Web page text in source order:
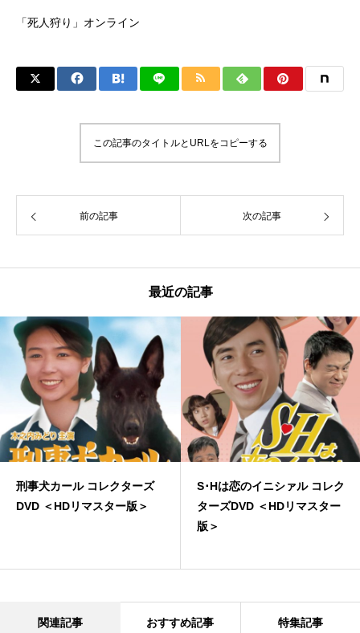
「死人狩り」オンライン
この記事のタイトルとURLをコピーする
前の記事 次の記事
最近の記事
刑事犬カール コレクターズ
DVD ＜HDリマスター版＞
S･Hは恋のイニシァル コレク
ターズDVD ＜HDリマスター
版＞
関連記事 おすすめ記事 特集記事